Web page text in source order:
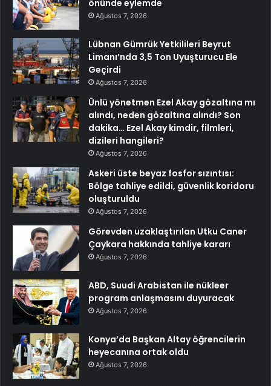
önünde eylemde
Ağustos 7, 2026
Lübnan Gümrük Yetkilileri Beyrut
Limanı’nda 3,5 Ton Uyuşturucu Ele
Geçirdi
Ağustos 7, 2026
Ünlü yönetmen Ezel Akay gözaltına mı
alındı, neden gözaltına alındı? Son
dakika… Ezel Akay kimdir, filmleri,
dizileri hangileri?
Ağustos 7, 2026
Askeri üste beyaz fosfor sızıntısı:
Bölge tahliye edildi, güvenlik koridoru
oluşturuldu
Ağustos 7, 2026
Görevden uzaklaştırılan Utku Caner
Çaykara hakkında tahliye kararı
Ağustos 7, 2026
ABD, Suudi Arabistan ile nükleer
program anlaşmasını duyuracak
Ağustos 7, 2026
Konya’da Başkan Altay öğrencilerin
heyecanına ortak oldu
Ağustos 7, 2026